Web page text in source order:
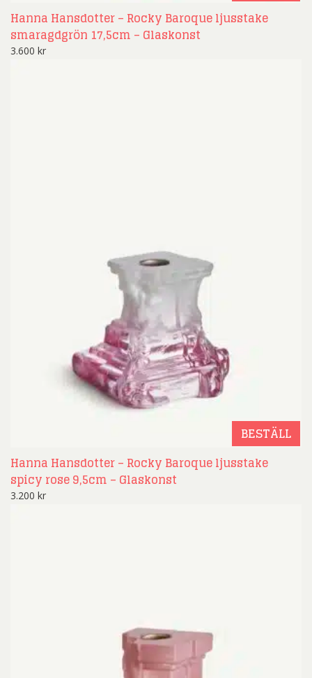
Hanna Hansdotter – Rocky Baroque ljusstake
smaragdgrön 17,5cm – Glaskonst
3.600 kr
BESTÄLL
Hanna Hansdotter – Rocky Baroque ljusstake
spicy rose 9,5cm – Glaskonst
3.200 kr